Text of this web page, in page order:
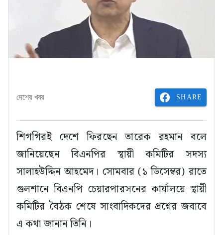
দেশের খবর SHARE
শিগগিরই দেশে ফিরছেন তারেক রহমান বলে
জানিয়েছেন বিএনপির স্থায়ী কমিটির সদস্য
সালাহউদ্দিন আহমেদ। সোমবার (১ ডিসেম্বর) রাতে
গুলশানে বিএনপি চেয়ারপারসনের কার্যালয়ে স্থায়ী
কমিটির বৈঠক শেষে সাংবাদিকদের প্রশ্নের জবাবে
এ কথা জানান তিনি।